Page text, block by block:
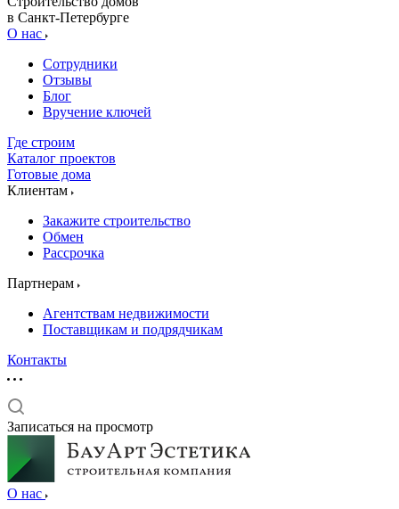
в Санкт-Петербурге
О нас
Сотрудники
Отзывы
Блог
Вручение ключей
Где строим
Каталог проектов
Готовые дома
Клиентам
Закажите строительство
Обмен
Рассрочка
Партнерам
Агентствам недвижимости
Поставщикам и подрядчикам
Контакты
Записаться на просмотр
О нас